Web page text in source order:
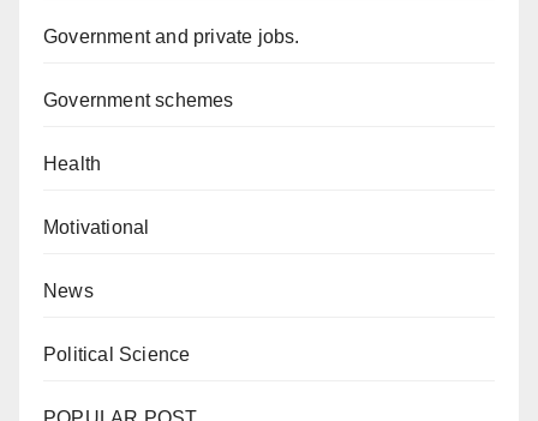
Government and private jobs.
Government schemes
Health
Motivational
News
Political Science